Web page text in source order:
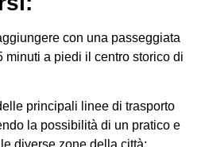
con una passeggiata
minuti a piedi il centro storico di
principali linee di trasporto
la possibilità di un pratico e